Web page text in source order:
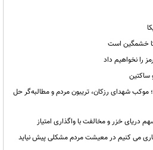
خشمگین است
را نخواهیم داد
ساکتین
شهدای رزکان، تریبون مردم و مطالبه‌گر حل
دریای خزر و مخالفت با واگذاری امتیاز
کاری می کنیم در معیشت مردم مشکلی پیش نیاید